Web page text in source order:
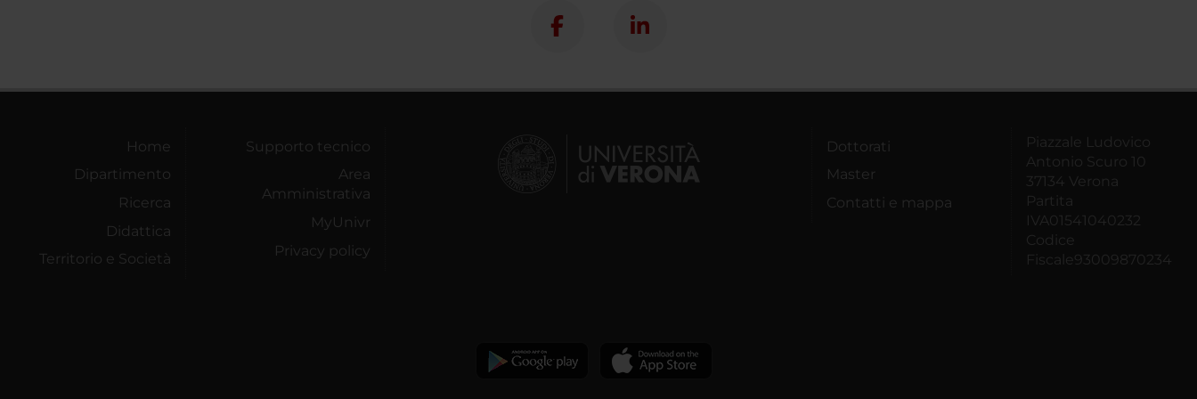
Home
Dipartimento
Ricerca
Didattica
Territorio e Società
Supporto tecnico
Area
Amministrativa
MyUnivr
Privacy policy
Dottorati
Master
Contatti e mappa
Piazzale Ludovico
Antonio Scuro 10
37134 Verona
Partita
IVA01541040232
Codice
Fiscale93009870234